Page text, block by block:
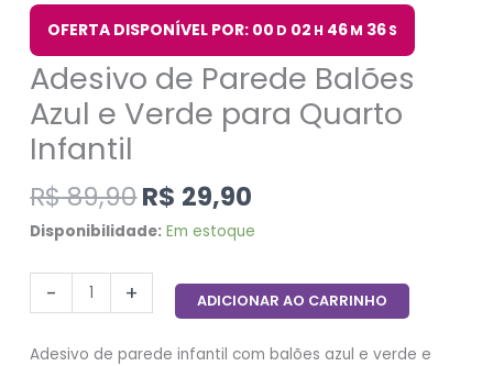
OFERTA DISPONÍVEL POR: 00 D 02 H 46M 35S
Adesivo de Parede Balões
Azul e Verde para Quarto
Infantil
R$89,90R$ 29,90
Disponibilidade: Em estoque
- + ADICIONAR AO CARRINHO
Adesivo de parede infantil com balões azul e verde e